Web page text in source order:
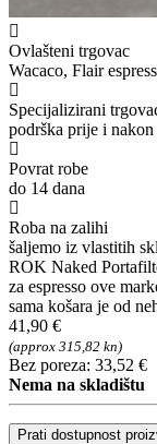
Ovlašteni trgovac
Wacaco, Flair
Specijalizirani
podrška prije i
Povrat robe
do 14 dana
Roba na zalihi
šaljemo iz vlastitih
ROK Naked
za espresso ove
sama košara je od
41,90 €
(approx 315,82 kn)
Bez poreza: 33,52 €
Nema na skladištu
Prati dostupnost